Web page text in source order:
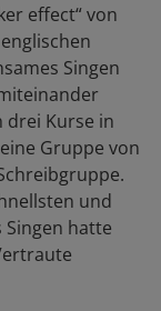
effect“ von
Singen
drei Kurse in
Gruppe von
und
hatte